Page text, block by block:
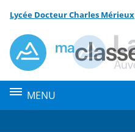
Menu de la rubrique
Contenu
Lycée Docteur Charles Mérieux
MENU